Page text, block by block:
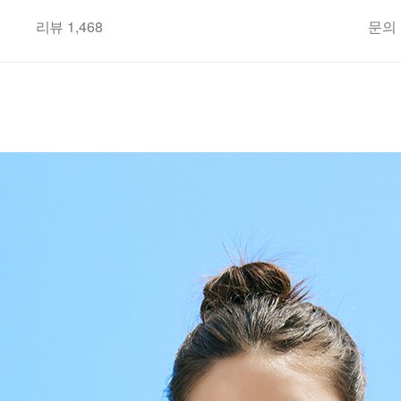
리뷰 1,468 문의